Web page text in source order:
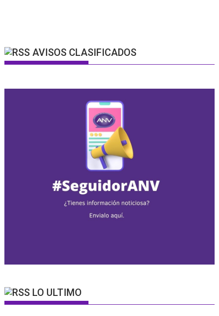
AVISOS CLASIFICADOS
LO ULTIMO